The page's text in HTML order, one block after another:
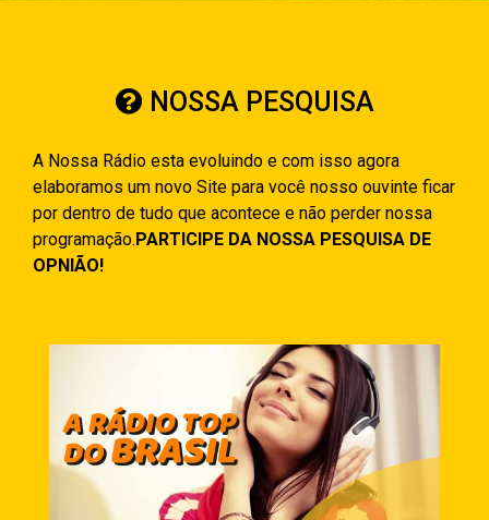
NOSSA PESQUISA
A Nossa Rádio esta evoluindo e com isso agora
elaboramos um novo Site para você nosso ouvinte ficar
por dentro de tudo que acontece e não perder nossa
programação. PARTICIPE DA NOSSA PESQUISA DE
OPNIÃO!